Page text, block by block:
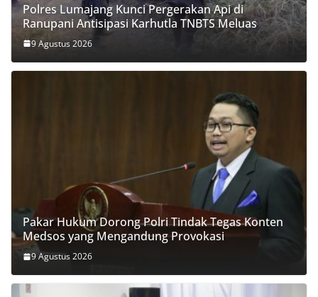
Polres Lumajang Kunci Pergerakan Api di
Ranupani Antisipasi Karhutla TNBTS Meluas
9 Agustus 2026
Pakar Hukum Dorong Polri Tindak Tegas Konten
Medsos yang Mengandung Provokasi
9 Agustus 2026